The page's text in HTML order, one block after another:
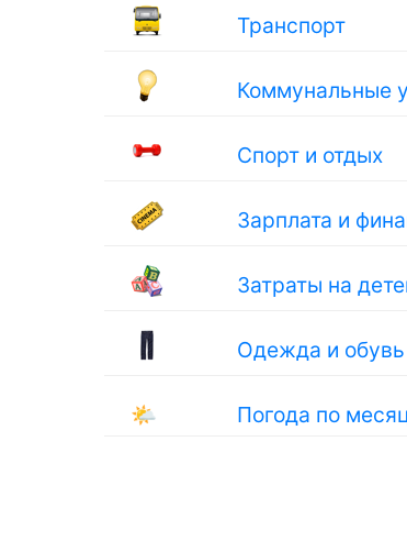
Транспорт
Коммунальные
Спорт и отдых
Зарплата и
Затраты на
Одежда и обувь
🌤 Погода по